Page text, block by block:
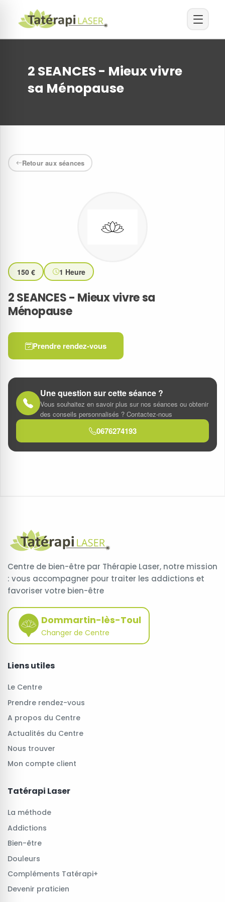
2 SEANCES - Mieux vivre
sa Ménopause
Retour aux séances
150 € 1 Heure
2 SEANCES - Mieux vivre sa
Ménopause
Prendre rendez-vous
Une question sur cette séance ?
Vous souhaitez en savoir plus sur nos séances ou obtenir
des conseils personnalisés ? Contactez-nous
0676274193
Centre de bien-être par Thérapie Laser, notre mission
: vous accompagner pour traiter les addictions et
favoriser votre bien-être
Dommartin-lès-Toul
Changer de Centre
Liens utiles
Le Centre
Prendre rendez-vous
A propos du Centre
Actualités du Centre
Nous trouver
Mon compte client
Tatérapi Laser
La méthode
Addictions
Bien-être
Douleurs
Compléments Tatérapi+
Devenir praticien